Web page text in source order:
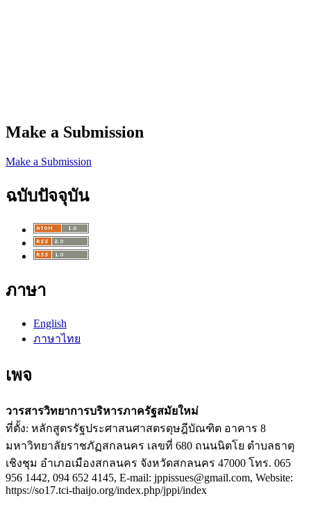
Make a Submission
Make a Submission
ฉบับปัจจุบัน
ภาษา
English
ภาษาไทย
เพจ
วารสารวิทยาการบริหารภาครัฐสมัยใหม่
ที่ตั้ง: หลักสูตรรัฐประศาสนศาสตรดุษฎีบัณฑิต อาคาร 8
มหาวิทยาลัยราชภัฏสกลนคร เลขที่ 680 ถนนนิตโย ตำบลธาตุ
เชิงชุม อำเภอเมืองสกลนคร จังหวัดสกลนคร 47000 โทร. 065
956 1442, 094 652 4145, E-mail: jppissues@gmail.com, Website:
https://so17.tci-thaijo.org/index.php/jppi/index